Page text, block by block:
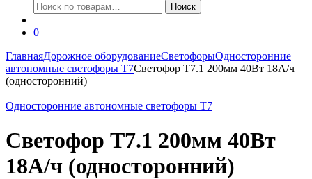
Искать:
Поиск
0
ГлавнаяДорожное оборудованиеСветофорыОдносторонние
автономные светофоры Т7Светофор Т7.1 200мм 40Вт 18А/ч
(односторонний)
Односторонние автономные светофоры Т7
Светофор Т7.1 200мм 40Вт
18А/ч (односторонний)